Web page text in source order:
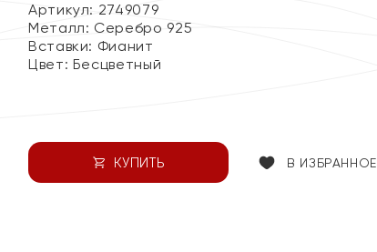
Артикул: 2749079
Металл: Серебро 925
Вставки: Фианит
Цвет: Бесцветный
КУПИТЬ В ИЗБРАННОЕ